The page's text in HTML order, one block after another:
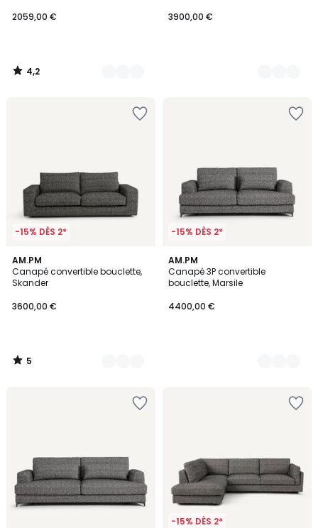
€.
2059,00 €
4,2
/
3900,00 €
-15% DÈS 2*
AM.PM
Canapé convertible bouclette,
Skander
3600,00 €
5
/
5
3
Couleurs
5
/
-15% DÈS 2*
AM.PM
Canapé 3P convertible
bouclette, Marsile
4400,00 €
3
Couleurs
-15% DÈS 2*